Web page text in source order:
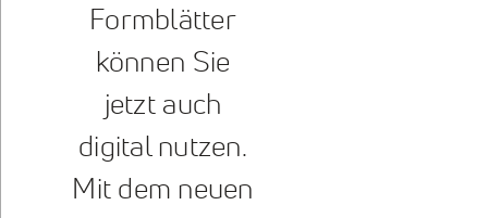
Formblätter
können Sie
jetzt auch
digital nutzen.
Mit dem neuen